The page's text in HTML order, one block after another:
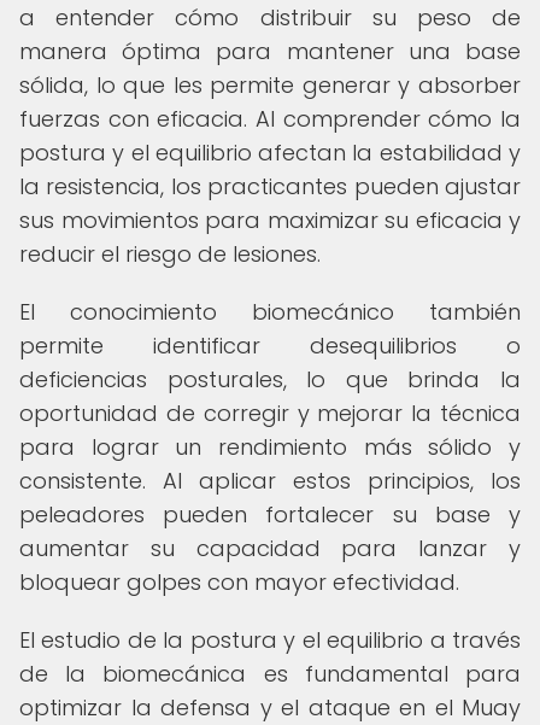
a entender cómo distribuir su peso de
manera óptima para mantener una base
sólida, lo que les permite generar y absorber
fuerzas con eficacia. Al comprender cómo la
postura y el equilibrio afectan la estabilidad y
la resistencia, los practicantes pueden ajustar
sus movimientos para maximizar su eficacia y
reducir el riesgo de lesiones.
El conocimiento biomecánico también
permite identificar desequilibrios o
deficiencias posturales, lo que brinda la
oportunidad de corregir y mejorar la técnica
para lograr un rendimiento más sólido y
consistente. Al aplicar estos principios, los
peleadores pueden fortalecer su base y
aumentar su capacidad para lanzar y
bloquear golpes con mayor efectividad.
El estudio de la postura y el equilibrio a través
de la biomecánica es fundamental para
optimizar la defensa y el ataque en el Muay